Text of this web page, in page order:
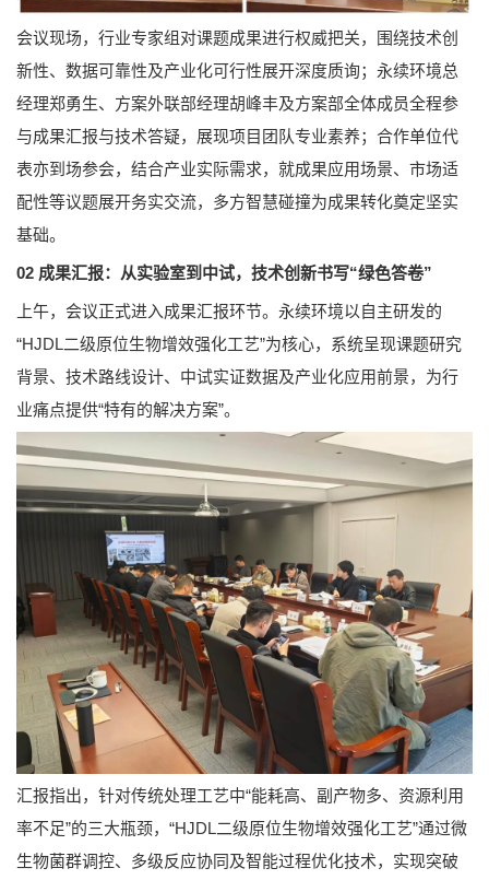
会议现场，行业专家组对课题成果进行权威把关，围绕技术创
新性、数据可靠性及产业化可行性展开深度质询；永续环境总
经理郑勇生、方案外联部经理胡峰丰及方案部全体成员全程参
与成果汇报与技术答疑，展现项目团队专业素养；合作单位代
表亦到场参会，结合产业实际需求，就成果应用场景、市场适
配性等议题展开务实交流，多方智慧碰撞为成果转化奠定坚实
基础。
02 成果汇报：从实验室到中试，技术创新书写“绿色答卷”
上午，会议正式进入成果汇报环节。永续环境以自主研发的
“HJDL二级原位生物增效强化工艺”为核心，系统呈现课题研究
背景、技术路线设计、中试实证数据及产业化应用前景，为行
业痛点提供“特有的解决方案”。
汇报指出，针对传统处理工艺中“能耗高、副产物多、资源利用
率不足”的三大瓶颈，“HJDL二级原位生物增效强化工艺”通过微
生物菌群调控、多级反应协同及智能过程优化技术，实现突破